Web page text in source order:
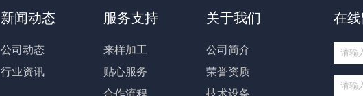
新闻动态
公司动态
行业资讯
服务支持
来样加工
贴心服务
合作流程
关于我们
公司简介
荣誉资质
技术设备
在